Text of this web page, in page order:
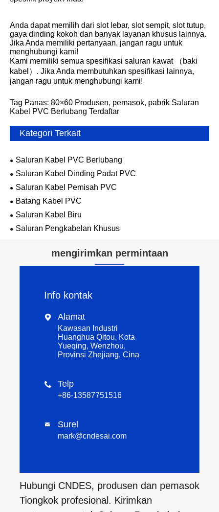
Anda dapat memilih dari slot lebar, slot sempit, slot tutup,
gaya dinding kokoh dan banyak layanan khusus lainnya.
Jika Anda memiliki pertanyaan, jangan ragu untuk
menghubungi kami!
Kami memiliki semua spesifikasi saluran kawat （baki
kabel）. Jika Anda membutuhkan spesifikasi lainnya,
jangan ragu untuk menghubungi kami!
Tag Panas: 80×60 Produsen, pemasok, pabrik Saluran
Kabel PVC Berlubang Terdaftar
Kategori Terkait
Saluran Kabel PVC Berlubang
Saluran Kabel Dinding Padat PVC
Saluran Kabel Pemisah PVC
Batang Kabel PVC
Saluran Kabel Biru
Saluran Pengkabelan Khusus
mengirimkan permintaan
Info kontak
 Alamat
Kawasan Industri
Huanghua Qitou, Kota
Yueqing, Wenzhou,
Provinsi Zhejiang, Cina
 Telp
+86-13587751516
 Surel
mark@cndesai.com
Hubungi CNDES, produsen dan pemasok
Tiongkok profesional. Kirimkan